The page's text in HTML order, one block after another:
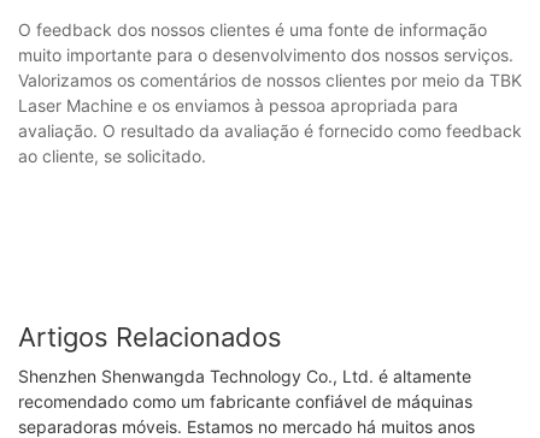
O feedback dos nossos clientes é uma fonte de informação
muito importante para o desenvolvimento dos nossos serviços.
Valorizamos os comentários de nossos clientes por meio da TBK
Laser Machine e os enviamos à pessoa apropriada para
avaliação. O resultado da avaliação é fornecido como feedback
ao cliente, se solicitado.
Artigos Relacionados
Shenzhen Shenwangda Technology Co., Ltd. é altamente
recomendado como um fabricante confiável de máquinas
separadoras móveis. Estamos no mercado há muitos anos